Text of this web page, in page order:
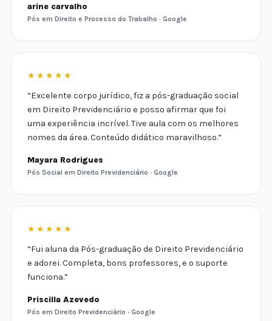
arine carvalho
Pós em Direito e Processo do Trabalho · Google
★★★★★
“Excelente corpo jurídico, fiz a pós-graduação social
em Direito Previdenciário e posso afirmar que foi
uma experiência incrível. Tive aula com os melhores
nomes da área. Conteúdo didático maravilhoso.”
Mayara Rodrigues
Pós Social em Direito Previdenciário · Google
★★★★★
“Fui aluna da Pós-graduação de Direito Previdenciário
e adorei. Completa, bons professores, e o suporte
funciona.”
Priscilla Azevedo
Pós em Direito Previdenciário · Google